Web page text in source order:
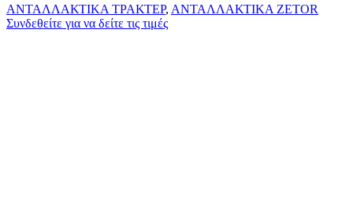
ΑΝΤΑΛΛΑΚΤΙΚΑ ΤΡΑΚΤΕΡ, ΑΝΤΑΛΛΑΚΤΙΚΑ ZETOR
Συνδεθείτε για να δείτε τις τιμές